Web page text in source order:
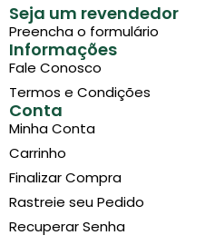
Seja um revendedor
Preencha o formulário
Informações
Fale Conosco
Termos e Condições
Conta
Minha Conta
Carrinho
Finalizar Compra
Rastreie seu Pedido
Recuperar Senha